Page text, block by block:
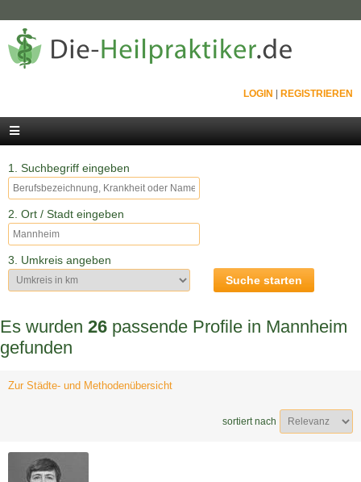
LOGIN REGISTRIEREN
1. Suchbegriff eingeben
2. Ort / Stadt eingeben
3. Umkreis angeben
Es wurden 26 passende Profile in Mannheim
gefunden
Zur Städte- und Methodenübersicht
sortiert nach